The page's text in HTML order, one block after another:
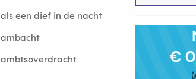
als een dief in de nacht
ambacht
ambtsoverdracht